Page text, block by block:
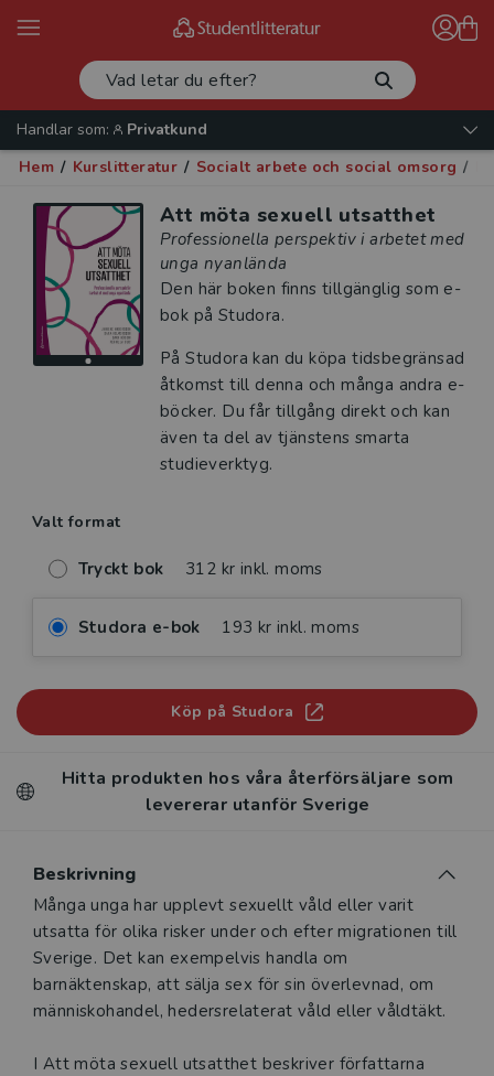
Handlar som:
Privatkund
Hem / Kurslitteratur / Socialt arbete och social omsorg /
Att möta sexuell utsatthet
Professionella perspektiv i arbetet med
unga nyanlända
Den här boken finns tillgänglig som e-
bok på Studora.
På Studora kan du köpa tidsbegränsad
åtkomst till denna och många andra e-
böcker. Du får tillgång direkt och kan
även ta del av tjänstens smarta
studieverktyg.
Valt format
Tryckt bok 312 kr inkl. moms
Studora e-bok 193 kr inkl. moms
Köp på Studora
Hitta produkten hos våra återförsäljare som
levererar utanför Sverige
Beskrivning
Beskrivning
Många unga har upplevt sexuellt våld eller varit
utsatta för olika risker under och efter migrationen till
Sverige. Det kan exempelvis handla om
barnäktenskap, att sälja sex för sin överlevnad, om
människo­handel, hedersrelaterat våld eller våldtäkt.
I Att möta sexuell utsatthet beskriver författarna